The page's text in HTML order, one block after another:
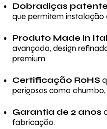
Dobradiças
que permitem instalação
Produto Made in
avançada, design
premium.
Certificação RoHS
perigosas como
Garantia de 2 anos
fabricação.